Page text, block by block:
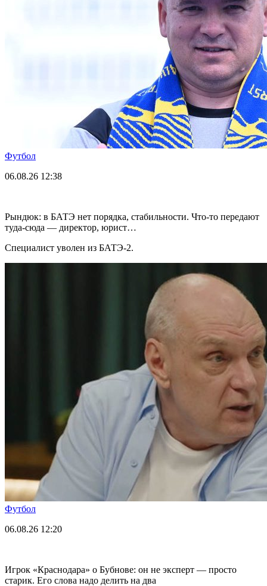
Футбол
06.08.26 12:38
Рындюк: в БАТЭ нет порядка, стабильности. Что-то передают
туда-сюда — директор, юрист…
Специалист уволен из БАТЭ-2.
Футбол
06.08.26 12:20
Игрок «Краснодара» о Бубнове: он не эксперт — просто
старик. Его слова надо делить на два